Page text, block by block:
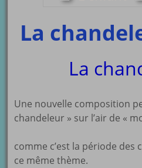
La
La
Une nouvelle composition
chandeleur » sur l’air de «
comme c’est la période des
ce même thème.